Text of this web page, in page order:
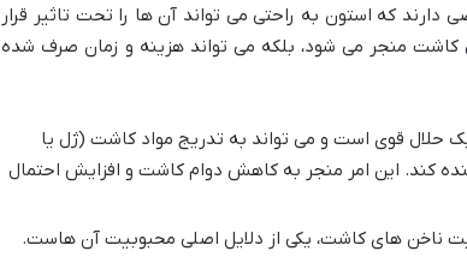
که استون به راحتی می تواند آن ها را تحت تاثیر قرار
کاشت منجر می شود، بلکه می تواند هزینه و زمان صرف شده
حلال قوی است و می تواند به تدریج مواد کاشت (ژل یا
کند. این امر منجر به کاهش دوام کاشت و افزایش احتمال
ناخن های کاشت، یکی از دلایل اصلی محبوبیت آن هاست.